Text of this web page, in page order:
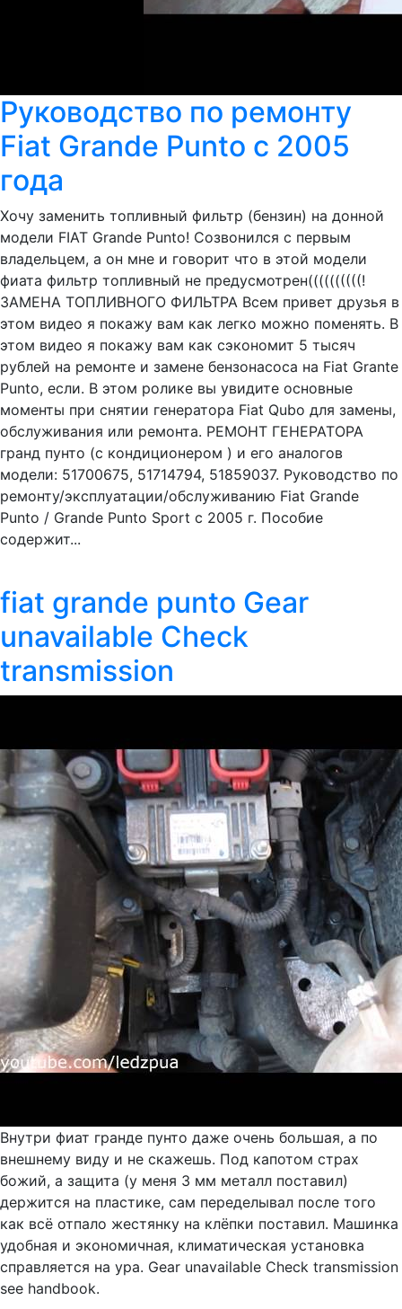
Руководство по ремонту
Fiat Grande Punto с 2005
года
Хочу заменить топливный фильтр (бензин) на донной
модели FIAT Grande Punto! Созвонился с первым
владельцем, а он мне и говорит что в этой модели
фиата фильтр топливный не предусмотрен((((((((((!
ЗАМЕНА ТОПЛИВНОГО ФИЛЬТРА Всем привет друзья в
этом видео я покажу вам как легко можно поменять. В
этом видео я покажу вам как сэкономит 5 тысяч
рублей на ремонте и замене бензонасоса на Fiat Grante
Punto, если. В этом ролике вы увидите основные
моменты при снятии генератора Fiat Qubo для замены,
обслуживания или ремонта. РЕМОНТ ГЕНЕРАТОРА
гранд пунто (с кондиционером ) и его аналогов
модели: 51700675, 51714794, 51859037. Руководство по
ремонту/эксплуатации/обслуживанию Fiat Grande
Punto / Grande Punto Sport с 2005 г. Пособие
содержит...
fiat grande punto Gear
unavailable Check
transmission
Внутри фиат гранде пунто даже очень большая, а по
внешнему виду и не скажешь. Под капотом страх
божий, а защита (у меня 3 мм металл поставил)
держится на пластике, сам переделывал после того
как всё отпало жестянку на клёпки поставил. Машинка
удобная и экономичная, климатическая установка
справляется на ура. Gear unavailable Check transmission
see handbook.